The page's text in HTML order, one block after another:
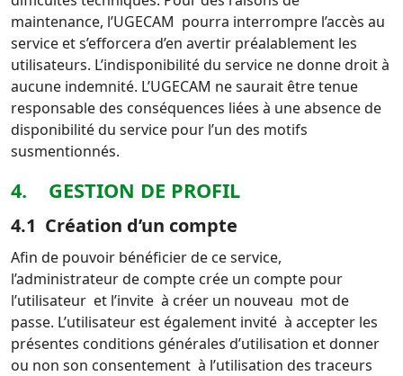
maintenance, l’UGECAM pourra interrompre l’accès au
service et s’efforcera d’en avertir préalablement les
utilisateurs. L’indisponibilité du service ne donne droit à
aucune indemnité. L’UGECAM ne saurait être tenue
responsable des conséquences liées à une absence de
disponibilité du service pour l’un des motifs
susmentionnés.
4. GESTION DE PROFIL
4.1 Création d’un compte
Afin de pouvoir bénéficier de ce service,
l’administrateur de compte crée un compte pour
l’utilisateur et l’invite à créer un nouveau mot de
passe. L’utilisateur est également invité à accepter les
présentes conditions générales d’utilisation et donner
ou non son consentement à l’utilisation des traceurs